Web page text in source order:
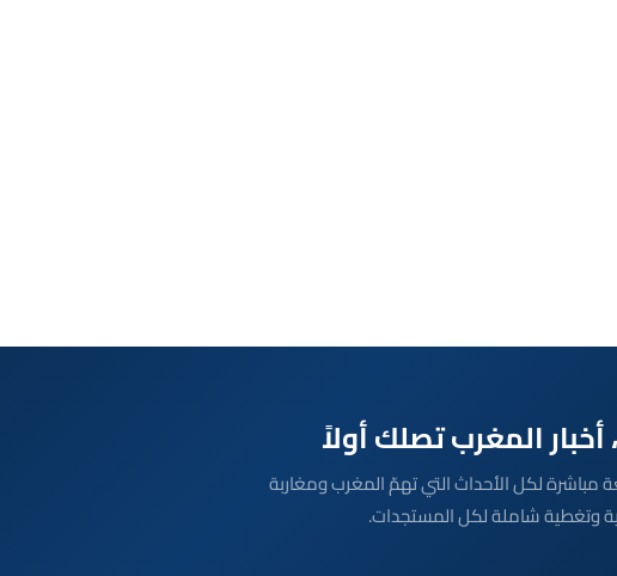
يوفّر لكم متابعة مباشرة لكل الأحداث التي تهمّ المغرب ومغاربة
وتغطية شاملة لكل المستجدات.